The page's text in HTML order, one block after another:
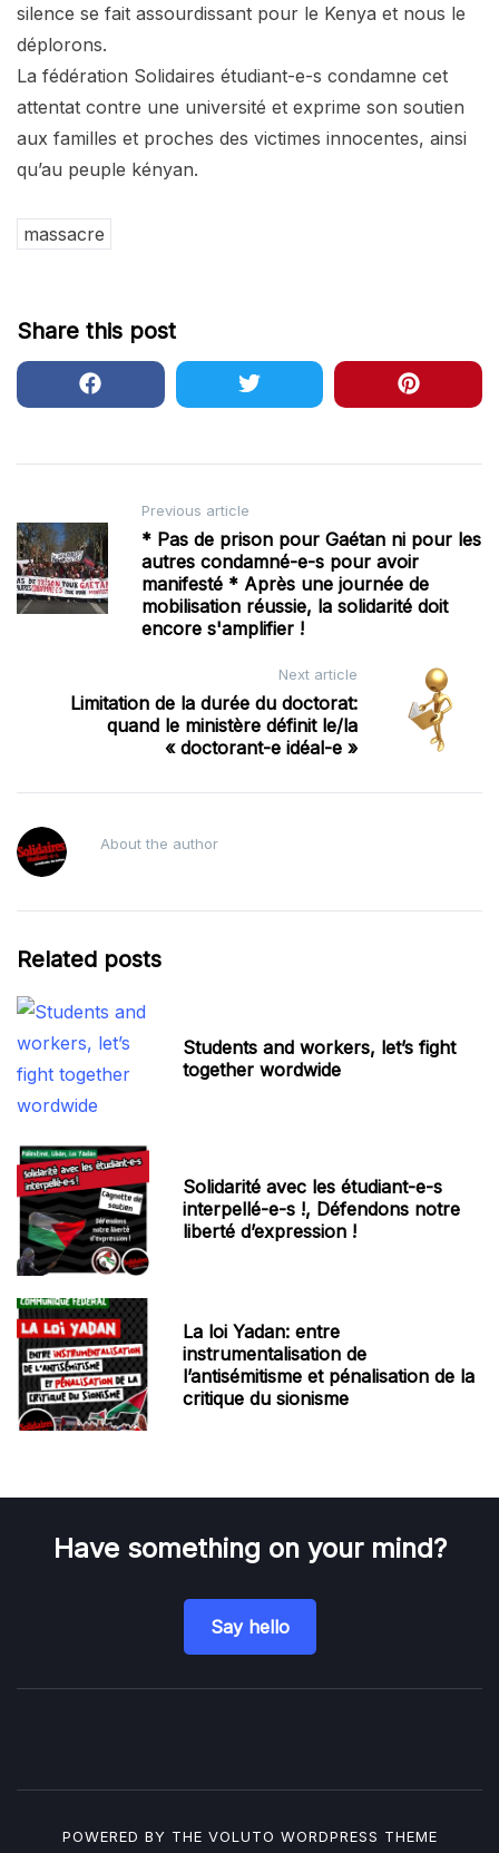
silence se fait assourdissant pour le Kenya et nous le
déplorons.
La fédération Solidaires étudiant-e-s condamne cet
attentat contre une université et exprime son soutien
aux familles et proches des victimes innocentes, ainsi
qu’au peuple kényan.
massacre
Share this post
Post
navigation
Previous article
* Pas de prison pour Gaétan ni pour les
autres condamné-e-s pour avoir
manifesté * Après une journée de
mobilisation réussie, la solidarité doit
encore s'amplifier !
Next article
Limitation de la durée du doctorat:
quand le ministère définit le/la
« doctorant-e idéal-e »
About the author
Related posts
Students and workers, let’s fight
together wordwide
Solidarité avec les étudiant-e-s
interpellé-e-s !, Défendons notre
liberté d’expression !
La loi Yadan: entre
instrumentalisation de
l’antisémitisme et pénalisation de la
critique du sionisme
Have something on your mind?
Say hello
POWERED BY THE VOLUTO WORDPRESS THEME